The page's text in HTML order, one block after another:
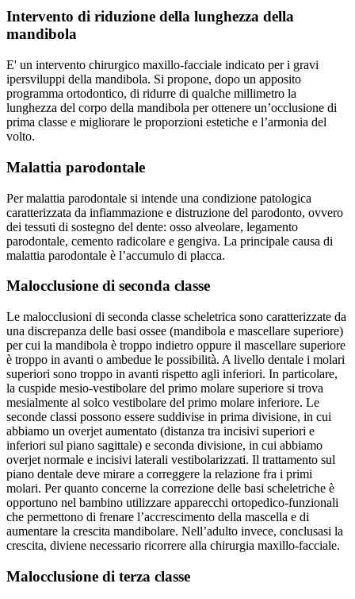
Intervento di riduzione della lunghezza della
mandibola
E' un intervento chirurgico maxillo-facciale indicato per i gravi
ipersviluppi della mandibola. Si propone, dopo un apposito
programma ortodontico, di ridurre di qualche millimetro la
lunghezza del corpo della mandibola per ottenere un’occlusione di
prima classe e migliorare le proporzioni estetiche e l’armonia del
volto.
Malattia parodontale
Per malattia parodontale si intende una condizione patologica
caratterizzata da infiammazione e distruzione del parodonto, ovvero
dei tessuti di sostegno del dente: osso alveolare, legamento
parodontale, cemento radicolare e gengiva. La principale causa di
malattia parodontale è l’accumulo di placca.
Malocclusione di seconda classe
Le malocclusioni di seconda classe scheletrica sono caratterizzate da
una discrepanza delle basi ossee (mandibola e mascellare superiore)
per cui la mandibola è troppo indietro oppure il mascellare superiore
è troppo in avanti o ambedue le possibilità. A livello dentale i molari
superiori sono troppo in avanti rispetto agli inferiori. In particolare,
la cuspide mesio-vestibolare del primo molare superiore si trova
mesialmente al solco vestibolare del primo molare inferiore. Le
seconde classi possono essere suddivise in prima divisione, in cui
abbiamo un overjet aumentato (distanza tra incisivi superiori e
inferiori sul piano sagittale) e seconda divisione, in cui abbiamo
overjet normale e incisivi laterali vestibolarizzati. Il trattamento sul
piano dentale deve mirare a correggere la relazione fra i primi
molari. Per quanto concerne la correzione delle basi scheletriche è
opportuno nel bambino utilizzare apparecchi ortopedico-funzionali
che permettono di frenare l’accrescimento della mascella e di
aumentare la crescita mandibolare. Nell’adulto invece, conclusasi la
crescita, diviene necessario ricorrere alla chirurgia maxillo-facciale.
Malocclusione di terza classe